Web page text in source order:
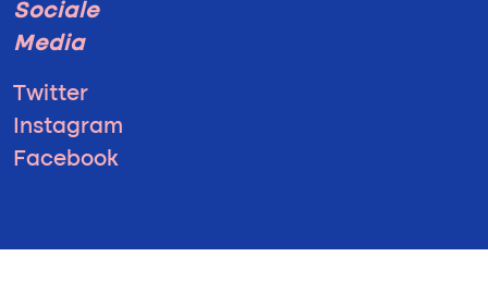
Sociale
Media
Twitter
Instagram
Facebook